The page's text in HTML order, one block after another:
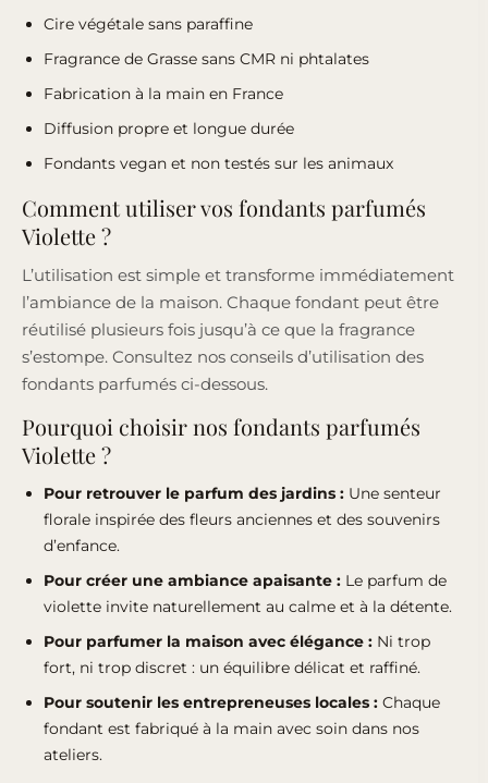
Cire végétale sans paraffine
Fragrance de Grasse sans CMR ni phtalates
Fabrication à la main en France
Diffusion propre et longue durée
Fondants vegan et non testés sur les animaux
Comment utiliser vos fondants parfumés
Violette ?
L’utilisation est simple et transforme immédiatement
l’ambiance de la maison. Chaque fondant peut être
réutilisé plusieurs fois jusqu’à ce que la fragrance
s’estompe. Consultez nos conseils d’utilisation des
fondants parfumés ci-dessous.
Pourquoi choisir nos fondants parfumés
Violette ?
Pour retrouver le parfum des jardins : Une senteur
florale inspirée des fleurs anciennes et des souvenirs
d’enfance.
Pour créer une ambiance apaisante : Le parfum de
violette invite naturellement au calme et à la détente.
Pour parfumer la maison avec élégance : Ni trop
fort, ni trop discret : un équilibre délicat et raffiné.
Pour soutenir les entrepreneuses locales : Chaque
fondant est fabriqué à la main avec soin dans nos
ateliers.